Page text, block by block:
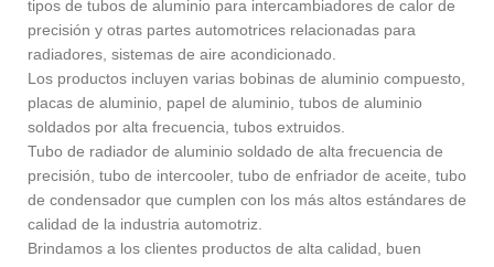
tipos de tubos de aluminio para intercambiadores de calor de
precisión y otras partes automotrices relacionadas para
radiadores, sistemas de aire acondicionado.
Los productos incluyen varias bobinas de aluminio compuesto,
placas de aluminio, papel de aluminio, tubos de aluminio
soldados por alta frecuencia, tubos extruidos.
Tubo de radiador de aluminio soldado de alta frecuencia de
precisión, tubo de intercooler, tubo de enfriador de aceite, tubo
de condensador que cumplen con los más altos estándares de
calidad de la industria automotriz.
Brindamos a los clientes productos de alta calidad, buen